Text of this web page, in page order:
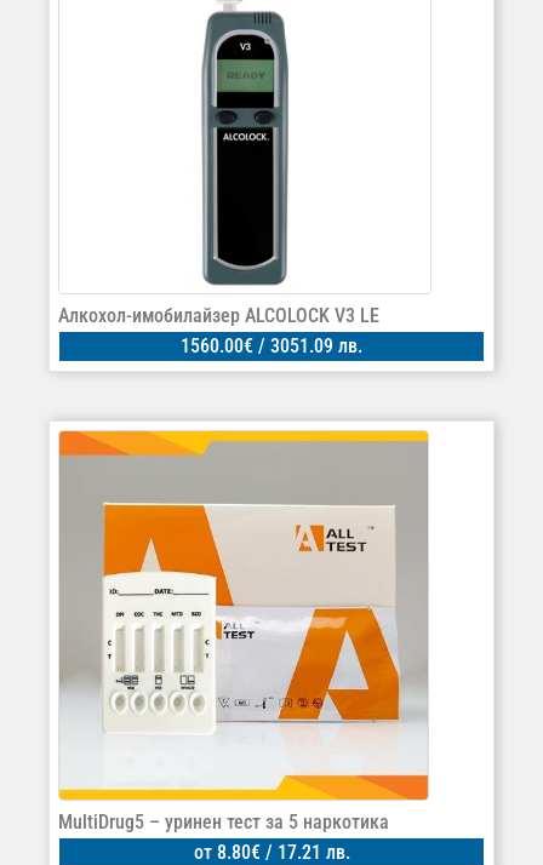
Алкохол-имобилайзер ALCOLOCK V3 LE
1560.00€ / 3051.09 лв.
MultiDrug5 – уринен тест за 5 наркотика
от 8.80€/ 17.21 лв.